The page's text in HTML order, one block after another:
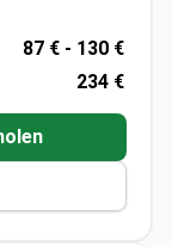
Hospital ist
für
87 € - 130 €
234 €